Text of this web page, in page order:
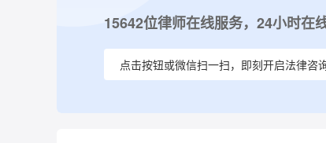
15642位律师在线服务，24小时在
点击按钮或微信扫一扫，即刻开启法律咨